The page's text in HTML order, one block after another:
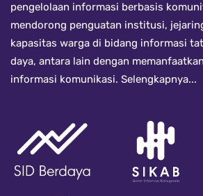
pengelolaan informasi berbasis
mendorong penguatan institusi,
kapasitas warga di bidang informasi
daya, antara lain dengan
informasi komunikasi. Selengkapnya...